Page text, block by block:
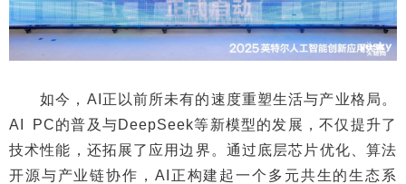
如今，AI正以前所未有的速度重塑生活与产业格局。
AI PC的普及与DeepSeek等新模型的发展，不仅提升了
技术性能，还拓展了应用边界。通过底层芯片优化、算法
开源与产业链协作，AI正构建起一个多元共生的生态系